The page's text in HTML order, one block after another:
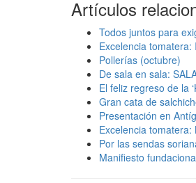
Artículos
Todos juntos para
Excelencia
Pollerías (octubre)
De sala en sala:
El feliz regreso de la
Gran cata de
Presentación en
Excelencia
Por las sendas
Manifiesto